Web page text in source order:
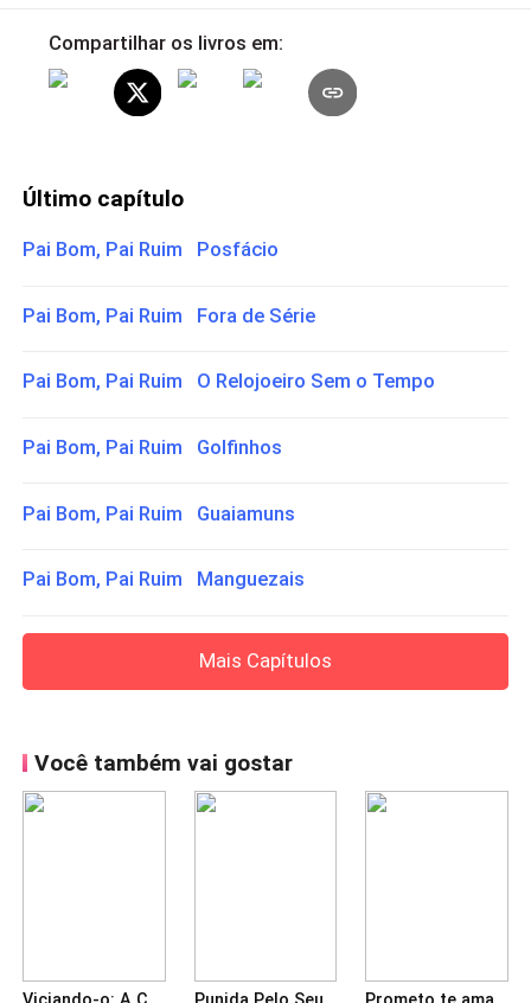
Compartilhar os livros em:
Último capítulo
Pai Bom, Pai Ruim Posfácio
Pai Bom, Pai Ruim Fora de Série
Pai Bom, Pai Ruim O Relojoeiro Sem o Tempo
Pai Bom, Pai Ruim Golfinhos
Pai Bom, Pai Ruim Guaiamuns
Pai Bom, Pai Ruim Manguezais
Mais Capítulos
Você também vai gostar